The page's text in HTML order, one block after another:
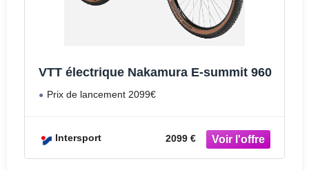
VTT électrique Nakamura E-summit 960
Prix de lancement 2099€
Intersport 2099 €